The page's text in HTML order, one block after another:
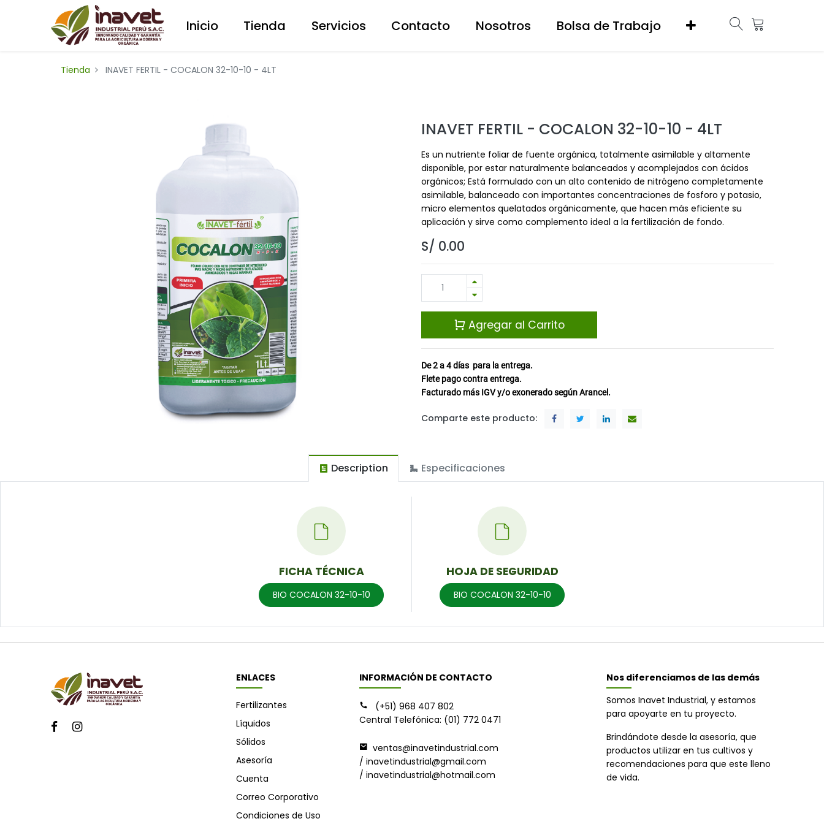
Inicio Tienda Servicios Contacto Nosotros Bolsa de Trabajo
Tienda INAVET FERTIL - COCALON 32-10-10 - 4LT
INAVET FERTIL - COCALON 32-10-10 - 4LT
Es un nutriente foliar de fuente orgánica, totalmente asimilable y altamente
disponible, por estar naturalmente balanceados y acomplejados con ácidos
orgánicos; Está formulado con un alto contenido de nitrógeno completamente
asimilable, balanceado con importantes concentraciones de fosforo y potasio,
micro elementos quelatados orgánicamente, que hacen más eficiente su
aplicación y sirve como complemento ideal a la fertilización de fondo.
S/ 0.00
Agregar al Carrito
De 2 a 4días para la entrega.
Flete pago contra entrega.
Facturado más IGV y/o exonerado según Arancel.
Comparte este producto:
Description Especificaciones
FICHA TÉCNICA
BIO COCALON 32-10-10
HOJA DE SEGURIDAD
BIO COCALON 32-10-10
ENLACES
Fertilizantes
Líquidos
Sólidos
Asesoría
Cuenta
Correo Corporativo
Condiciones de Uso
INFORMACIÓN DE CONTACTO
(+51) 968 407 802
Central Telefónica: (01) 772 0471
ventas@inavetindustrial.com
/ inavetindustrial@gmail.com
/ inavetindustrial@hotmail.com
Nos diferenciamos de las demás
Somos Inavet Industrial, y estamos
para apoyarte en tu proyecto.
Brindándote desde la asesoría, que
productos utilizar en tus cultivos y
recomendaciones para que este lleno
de vida.